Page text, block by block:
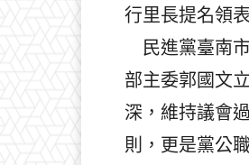
行里長提名領
民進黨臺南
部主委郭國文
深，維持議會
則，更是黨公